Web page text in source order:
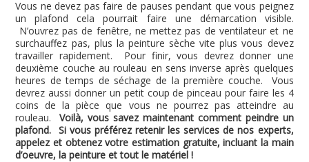
Vous ne devez pas faire de pauses pendant que vous peignez
un plafond cela pourrait faire une démarcation visible.
N’ouvrez pas de fenêtre, ne mettez pas de ventilateur et ne
surchauffez pas, plus la peinture sèche vite plus vous devez
travailler rapidement. Pour finir, vous devrez donner une
deuxième couche au rouleau en sens inverse après quelques
heures de temps de séchage de la première couche. Vous
devrez aussi donner un petit coup de pinceau pour faire les 4
coins de la pièce que vous ne pourrez pas atteindre au
rouleau.
Voilà, vous savez maintenant comment peindre un
plafond. Si vous préférez retenir les services de nos experts,
appelez et obtenez votre estimation gratuite, incluant la main
d’oeuvre, la peinture et tout le matériel !